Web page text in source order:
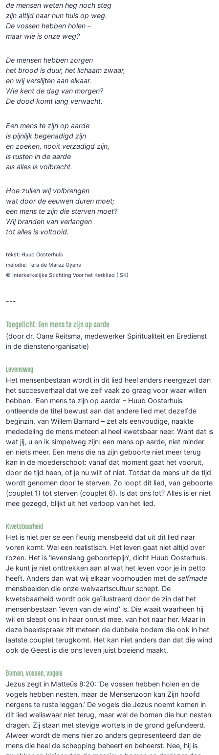
de mensen weten heg noch steg
zijn altijd naar hun huis op weg.
De vossen hebben holen –
maar wie is onze weg?
De mensen hebben zorgen
het brood is duur, het lichaam zwaar,
en wij verslijten aan elkaar.
Wie kent de dag van morgen?
De dood komt lang verwacht.
Een mens te zijn op aarde
is pijnlijk begenadigd zijn
en zoeken, nooit verzadigd zijn,
is rusten in de aarde
als alles is volbracht.
Hoe zullen wij volbrengen
wat door de eeuwen duren moet;
een mens te zijn die sterven moet?
Wij branden van verlangen
tot alles is voltooid.
tekst: Huub Oosterhuis
melodie: Tera de Marez Oyens
© Interkerkelijke Stichting Voor het Kerklied (ISK)
---
Toegelicht: Een mens te zijn op aarde
(door dr. Oane Reitsma, medewerker Spiritualiteit en Eredienst
in de dienstenorganisatie)
Levensweg
Het mensenbestaan wordt in dit lied heel anders neergezet dan
het succesverhaal dat we zelf vaak zo graag voor waar willen
hebben. ‘Een mens te zijn op aarde’ – Huub Oosterhuis
ontleende de titel bewust aan dat andere lied met dezelfde
beginzin, van Willem Barnard – zet als eenvoudige, naakte
mededeling de mens meteen al heel kwetsbaar neer. Want dat is
wat jij, u en ik simpelweg zijn: een mens op aarde, niet minder
en niets meer. Een mens die na zijn geboorte niet meer terug
kan in de moederschoot: vanaf dat moment gaat het vooruit,
door de tijd heen, of je nu wilt of niet. Totdat de mens uit de tijd
wordt genomen door te sterven. Zo loopt dit lied, van geboorte
(couplet 1) tot sterven (couplet 6). Is dat ons lot? Alles is er niet
mee gezegd, blijkt uit het verloop van het lied.
Kwetsbaarheid
Het is niet per se een fleurig mensbeeld dat uit dit lied naar
voren komt. Wel een realistisch. Het leven gaat niet altijd over
rozen. Het is ‘levenslang geboortepijn’, dicht Huub Oosterhuis.
Je kunt je niet onttrekken aan al wat het leven voor je in petto
heeft. Anders dan wat wij elkaar voorhouden met de selfmade
mensbeelden die onze welvaartscultuur schept. De
kwetsbaarheid wordt ook geïllustreerd door de zin dat het
mensenbestaan ‘leven van de wind’ is. Die waait waarheen hij
wil en sleept ons in haar onrust mee, van hot naar her. Maar in
deze beeldspraak zit meteen de dubbele bodem die ook in het
laatste couplet terugkomt. Het kan niet anders dan dat die wind
ook de Geest is die ons leven juist boeiend maakt.
Bomen, vossen, vogels
Jezus zegt in Matteüs 8:20: ‘De vossen hebben holen en de
vogels hebben nesten, maar de Mensenzoon kan Zijn hoofd
nergens te ruste leggen.’ De vogels die Jezus noemt komen in
dit lied weliswaar niet terug, maar wel de bomen die hun nesten
dragen. Zij staan met stevige wortels in de grond gefundeerd.
Alweer wordt de mens hier zo anders gepresenteerd dan de
mens die heel de schepping beheert en beheerst. Nee, hij is